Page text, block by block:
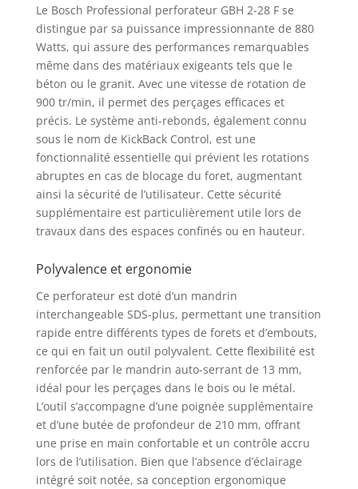
Control pour une
utilisation prolongée
sans effort lors de
travaux de longue
durée Mandrin
interchangeable SDS
plus permettant de
perforer dans du
béton jusqu’à Ø 28
mm avec foret et
jusqu’à 68 mm avec
couronne-trépan Livré
avec : GBH 2-28 F,
poignée auxiliaire,
210 mm, chiffon,
13 mm, mandrin
interchangeable SDS
plus, L-BOXX
Le Bosch Professional perforateur GBH 2-28 F se
distingue par sa puissance impressionnante de 880
Watts, qui assure des performances remarquables
même dans des matériaux exigeants tels que le
béton ou le granit. Avec une vitesse de rotation de
900 tr/min, il permet des perçages efficaces et
précis. Le système anti-rebonds, également connu
sous le nom de KickBack Control, est une
fonctionnalité essentielle qui prévient les rotations
abruptes en cas de blocage du foret, augmentant
ainsi la sécurité de l’utilisateur. Cette sécurité
supplémentaire est particulièrement utile lors de
travaux dans des espaces confinés ou en hauteur.
Polyvalence et ergonomie
Ce perforateur est doté d’un mandrin
interchangeable SDS-plus, permettant une transition
rapide entre différents types de forets et d’embouts,
ce qui en fait un outil polyvalent. Cette flexibilité est
renforcée par le mandrin auto-serrant de 13 mm,
idéal pour les perçages dans le bois ou le métal.
L’outil s’accompagne d’une poignée supplémentaire
et d’une butée de profondeur de 210 mm, offrant
une prise en main confortable et un contrôle accru
lors de l’utilisation. Bien que l’absence d’éclairage
intégré soit notée, sa conception ergonomique